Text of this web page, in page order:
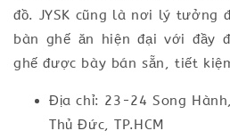
đồ. JYSK cũng là nơi lý tưởng
bàn ghế ăn hiện đại với đầy
ghế được bày bán sẵn, tiết
Địa chỉ: 23-24 Song
Thủ Đức, TP.HCM